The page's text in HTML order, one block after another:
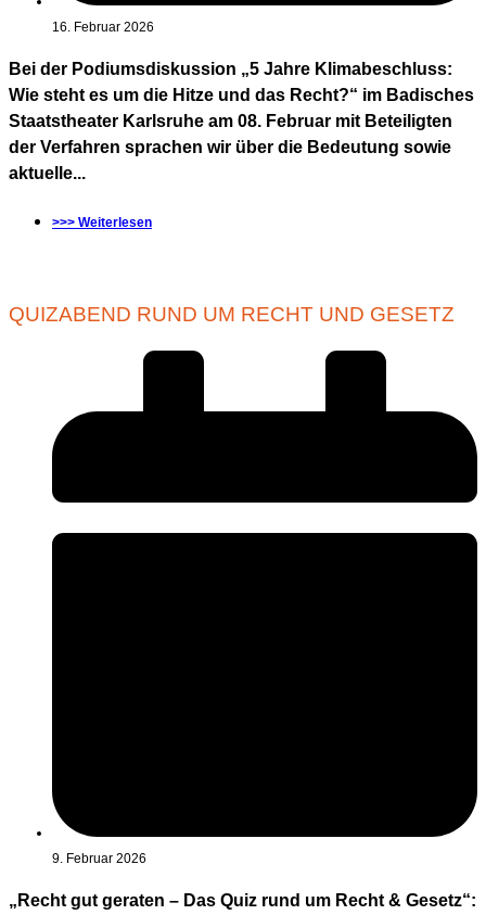
16. Februar 2026
Bei der Podiumsdiskussion „5 Jahre Klimabeschluss:
Wie steht es um die Hitze und das Recht?“ im Badisches
Staatstheater Karlsruhe am 08. Februar mit Beteiligten
der Verfahren sprachen wir über die Bedeutung sowie
aktuelle...
>>> Weiterlesen
QUIZABEND RUND UM RECHT UND GESETZ
9. Februar 2026
„Recht gut geraten – Das Quiz rund um Recht & Gesetz“: